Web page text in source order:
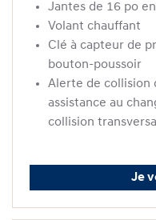
Jantes de 16 po
Volant chauffant
Clé à capteur de
bouton-poussoir
Alerte de collision
assistance au
collision
Je